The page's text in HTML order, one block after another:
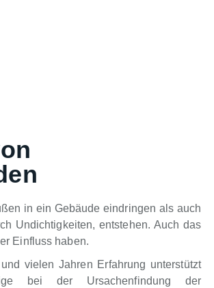
in ein Gebäude eindringen als auch
Undichtigkeiten, entstehen. Auch das
Einfluss haben.
vielen Jahren Erfahrung unterstützt
bei der Ursachenfindung der